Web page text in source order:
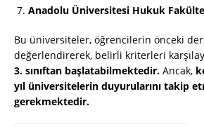
Anadolu Üniversitesi Hukuk
Bu üniversiteler, öğrencilerin önceki
değerlendirerek, belirli kriterleri
3. sınıftan başlatabilmektedir. Ancak,
yıl üniversitelerin duyurularını takip
gerekmektedir.